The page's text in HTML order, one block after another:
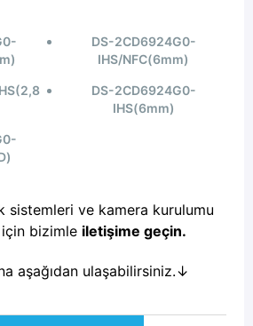
DS-2CD6924G0-
IHS/NFC(6mm)
DS-2CD6924G0-
IHS(6mm)
sistemleri ve kamera kurulumu
bizimle iletişime geçin.
aşağıdan ulaşabilirsiniz.↓